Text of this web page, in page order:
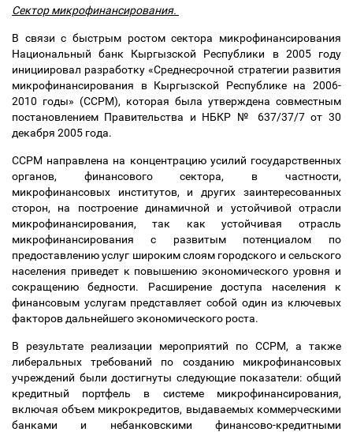
Сектор микрофинансирования.
В связи с быстрым ростом сектора микрофинансирования
Национальный банк Кыргызской Республики в 2005 году
инициировал разработку «Среднесрочной стратегии развития
микрофинансирования в Кыргызской Республике на 2006-
2010 годы» (ССРМ), которая была утверждена совместным
постановлением Правительства и НБКР № 637/37/7 от 30
декабря 2005 года.
ССРМ направлена на концентрацию усилий государственных
органов, финансового сектора, в частности,
микрофинансовых институтов, и других заинтересованных
сторон, на построение динамичной и устойчивой отрасли
микрофинансирования, так как устойчивая отрасль
микрофинансирования с развитым потенциалом по
предоставлению услуг широким слоям городского и сельского
населения приведет к повышению экономического уровня и
сокращению бедности. Расширение доступа населения к
финансовым услугам представляет собой один из ключевых
факторов дальнейшего экономического роста.
В результате реализации мероприятий по ССРМ, а также
либеральных требований по созданию микрофинансовых
учреждений были достигнуты следующие показатели: общий
кредитный портфель в системе микрофинансирования,
включая объем микрокредитов, выдаваемых коммерческими
банками и небанковскими финансово-кредитными